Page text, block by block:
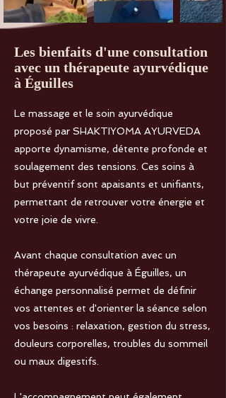
Les bienfaits d'une consultation
avec un thérapeute ayurvédique
à Éguilles
Le massage et le soin ayurvédique
proposé par SHAKTIYOMA AYURVEDA
apporte dynamisme, détente profonde et
soulagement des tensions. Ces soins à
but préventif sont apaisants et unifiants,
permettant de retrouver votre énergie et
votre joie de vivre.
Avant chaque consultation avec un
thérapeute ayurvédique à Éguilles, un
échange personnalisé permet de définir
vos attentes et d'orienter la séance selon
vos besoins : relaxation, gestion du stress,
douleurs corporelles, troubles du sommeil
ou maux digestifs.